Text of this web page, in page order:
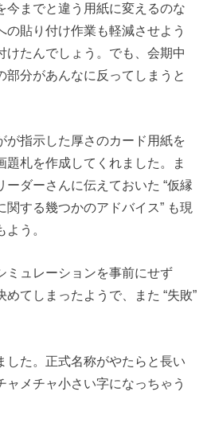
今までと違う用紙に変えるのな
の貼り付け作業も軽減させよう
けたんでしょう。でも、会期中
部分があんなに反ってしまうと
が指示した厚さのカード用紙を
題札を作成してくれました。ま
ーダーさんに伝えておいた “仮縁
する幾つかのアドバイス” も現
う。
ミュレーションを事前にせず
てしまったようで、また “失敗”
した。正式名称がやたらと長い
ャメチャ小さい字になっちゃう